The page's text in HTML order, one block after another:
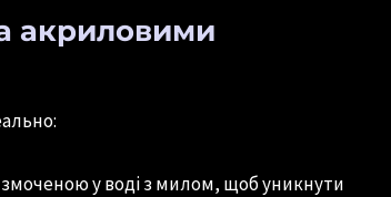
акриловими
у воді з милом, щоб уникнути